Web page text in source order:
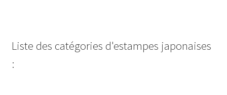
Liste des catégories d'estampes japonaises
: